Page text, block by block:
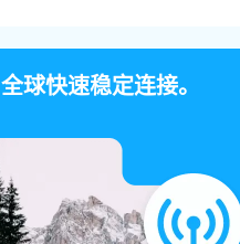
全球快速稳定连接。